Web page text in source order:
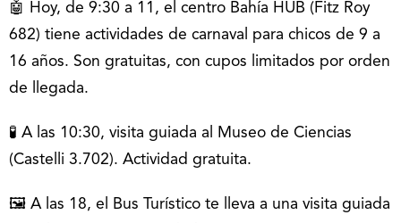
🤖 Hoy, de 9:30 a 11, el centro Bahía HUB (Fitz Roy
682) tiene actividades de carnaval para chicos de 9 a
16 años. Son gratuitas, con cupos limitados por orden
de llegada.
🧪 A las 10:30, visita guiada al Museo de Ciencias
(Castelli 3.702). Actividad gratuita.
🖼️ A las 18, el Bus Turístico te lleva a una visita guiada